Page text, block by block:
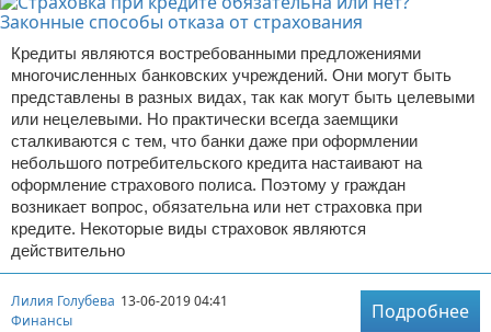
Кредиты являются востребованными предложениями
многочисленных банковских учреждений. Они могут быть
представлены в разных видах, так как могут быть целевыми
или нецелевыми. Но практически всегда заемщики
сталкиваются с тем, что банки даже при оформлении
небольшого потребительского кредита настаивают на
оформление страхового полиса. Поэтому у граждан
возникает вопрос, обязательна или нет страховка при
кредите. Некоторые виды страховок являются
действительно
Лилия Голубева 13-06-2019 04:41
Финансы
Подробнее